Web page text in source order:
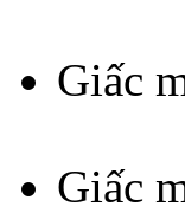
Giấc
Giấc